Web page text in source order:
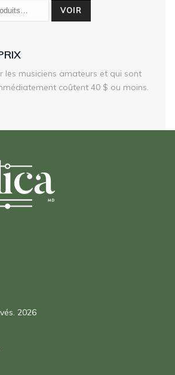
VOIR
les musiciens amateurs et qui sont
coûtent 40 $ ou moins.
2026